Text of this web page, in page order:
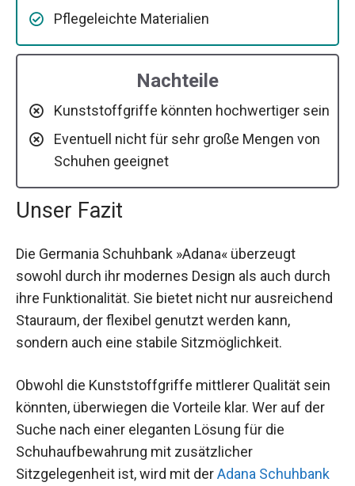
Pflegeleichte Materialien
Nachteile
Kunststoffgriffe könnten hochwertiger sein
Eventuell nicht für sehr große Mengen von
Schuhen geeignet
Unser Fazit
Die Germania Schuhbank »Adana« überzeugt
sowohl durch ihr modernes Design als auch durch
ihre Funktionalität. Sie bietet nicht nur ausreichend
Stauraum, der flexibel genutzt werden kann,
sondern auch eine stabile Sitzmöglichkeit.
Obwohl die Kunststoffgriffe mittlerer Qualität sein
könnten, überwiegen die Vorteile klar. Wer auf der
Suche nach einer eleganten Lösung für die
Schuhaufbewahrung mit zusätzlicher
Sitzgelegenheit ist, wird mit derAdana Schuhbank